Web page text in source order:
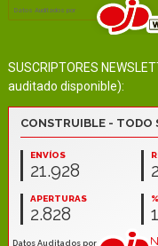
SUSCRIPTORES
auditado disponible):